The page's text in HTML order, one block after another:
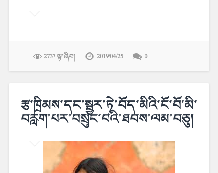
2737 ལྟ་ཞིབ། 2019/04/25 0
རྩ་ཁྲིམས་དང་སྦྱར་ཏེ་བོད་མིའི་ངོ་བོ་མི་
བརླག་པར་བསྲུང་བའི་ཐབས་ལམ་བཅུ།